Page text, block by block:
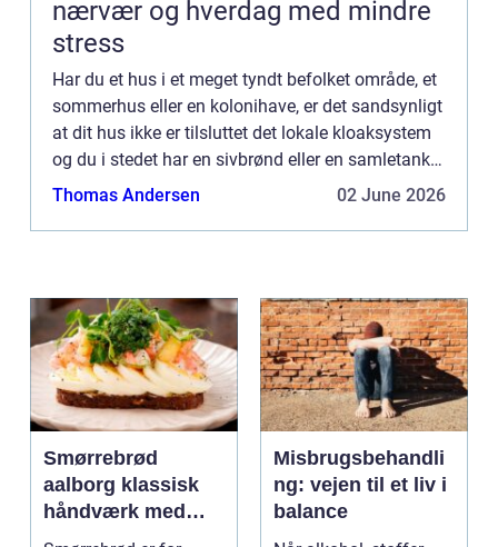
nærvær og hverdag med mindre
stress
Har du et hus i et meget tyndt befolket område, et
sommerhus eller en kolonihave, er det sandsynligt
at dit hus ikke er tilsluttet det lokale kloaksystem
og du i stedet har en sivbrønd eller en samletank.
For de fleste er det en selvf&os...
Thomas Andersen 02 June 2026
Smørrebrød
aalborg klassisk
håndværk med
moderne twist
Misbrugsbehandli
ng: vejen til et liv i
balance